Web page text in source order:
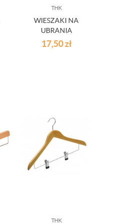
THK
WIESZAKI NA
UBRANIA
CZARNY 3 SZT.
17,50zł
THK